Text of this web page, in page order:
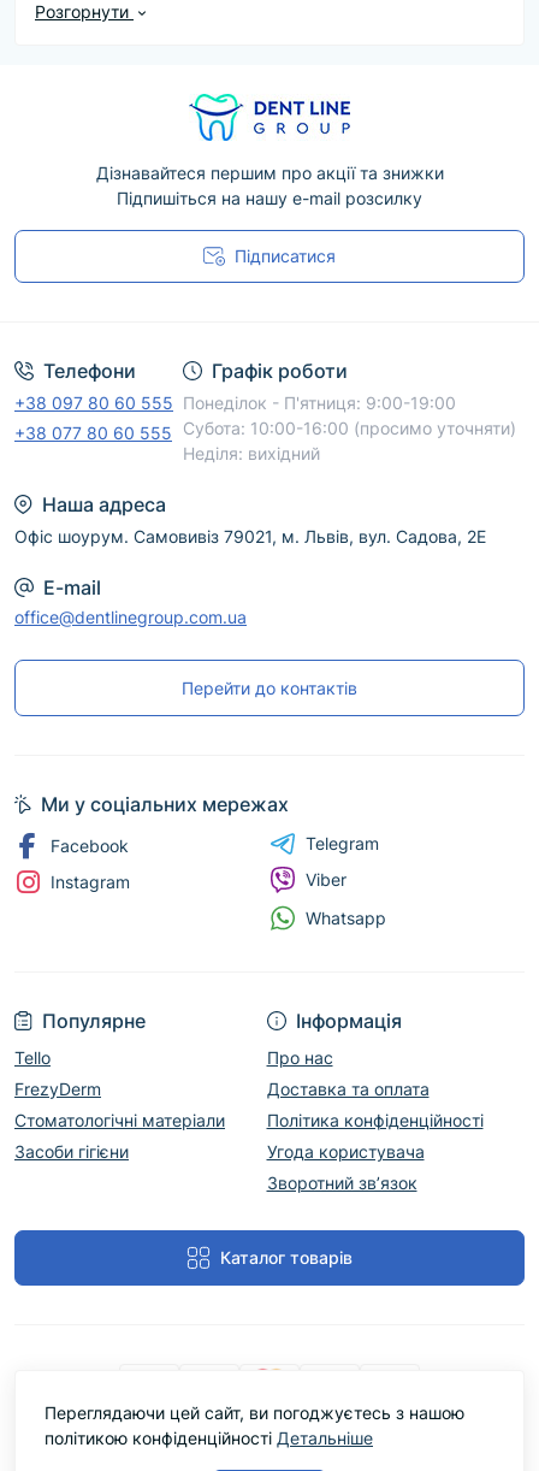
можна переглянути доступні товари бренду,
Під час вибору продукції Vega (Китай)
рекомендуємо враховувати її призначення,
сумісність з обладнанням або матеріалами, а
також офіційні рекомендації виробника. Дані про
конкретну модель, форму випуску й
комплектацію наведені у відповідній картці
товару.
уточнити наявність, підібрати відповідний
варіант і оформити доставку по Україні. Для
безпечного професійного використання
дотримуйтеся інструкції виробника.
Розгорнути
Дізнавайтеся першим про акції та знижки
Підпишіться на нашу e-mail розсилку
Підписатися
Телефони
+38 097 80 60 555
+38 077 80 60 555
Графік роботи
Понеділок - П'ятниця: 9:00-19:00
Субота: 10:00-16:00 (просимо уточняти)
Неділя: вихідний
Наша адреса
Офіс шоурум. Самовивіз 79021, м. Львів, вул. Садова, 2Е
E-mail
office@dentlinegroup.com.ua
Перейти до контактів
Популярне
Tello
FrezyDerm
Стоматологічні матеріали
Засоби гігієни
Інформація
Про нас
Доставка та оплата
Політика конфіденційності
Угода користувача
Зворотний зв’язок
Каталог товарів
Ми у соціальних мережах
Facebook
Instagram
Telegram
Viber
Whatsapp
Cтоматологічний магазин DentLine Group © 2026
Переглядаючи цей сайт, ви погоджуєтесь з нашою
політикою конфіденційності Детальніше